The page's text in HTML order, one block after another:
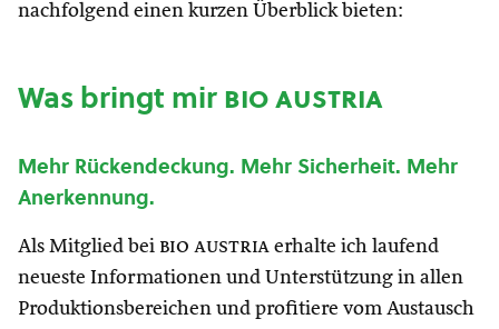
nachfolgend einen kurzen Überblick bieten:
Was bringt mirbio austria
Mehr Rückendeckung. Mehr Sicherheit. Mehr
Anerkennung.
Als Mitglied bei bio austria erhalte ich laufend
neueste Informationen und Unterstützung in allen
Produktionsbereichen und profitiere vom Austausch